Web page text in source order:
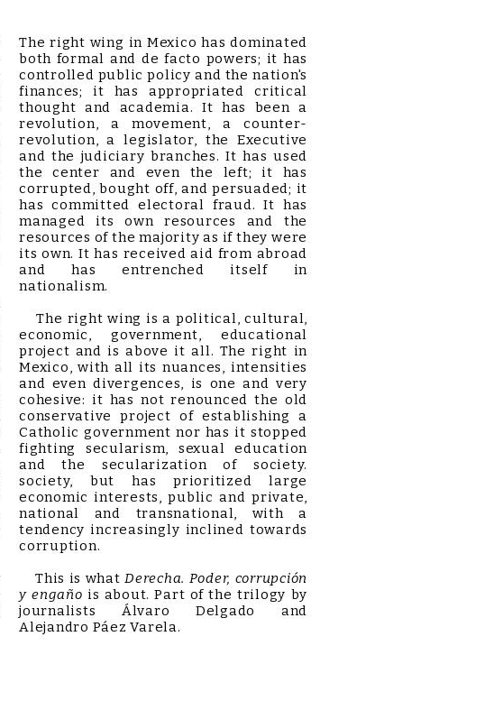
The right wing in Mexico has dominated
both formal and de facto powers; it has
controlled public policy and the nation's
finances; it has appropriated critical
thought and academia. It has been a
revolution, a movement, a counter-
revolution, a legislator, the Executive
and the judiciary branches. It has used
the center and even the left; it has
corrupted, bought off, and persuaded; it
has committed electoral fraud. It has
managed its own resources and the
resources of the majority as if they were
its own. It has received aid from abroad
and has entrenched itself in
nationalism.
The right wing is a political, cultural,
economic, government, educational
project and is above it all. The right in
Mexico, with all its nuances, intensities
and even divergences, is one and very
cohesive: it has not renounced the old
conservative project of establishing a
Catholic government nor has it stopped
fighting secularism, sexual education
and the secularization of society.
society, but has prioritized large
economic interests, public and private,
national and transnational, with a
tendency increasingly inclined towards
corruption.
This is what Derecha. Poder, corrupción
y engaño is about. Part of the trilogy by
journalists Álvaro Delgado and
Alejandro Páez Varela.